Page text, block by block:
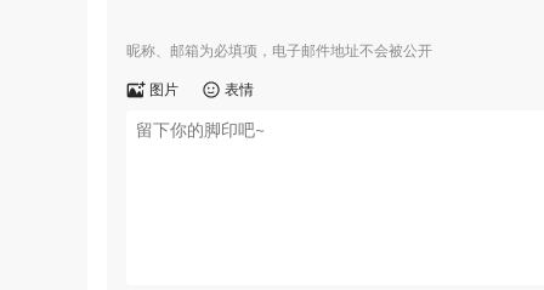
昵称、邮箱为必填项，电子邮件地址不会被公开
图片 表情